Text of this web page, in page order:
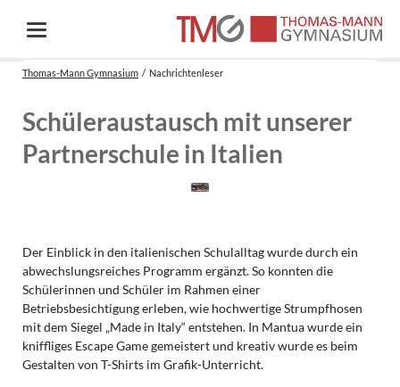
Thomas-Mann Gymnasium Nachrichtenleser
Schüleraustausch mit unserer
Partnerschule in Italien
Der Einblick in den italienischen Schulalltag wurde durch ein
abwechslungsreiches Programm ergänzt. So konnten die
Schülerinnen und Schüler im Rahmen einer
Betriebsbesichtigung erleben, wie hochwertige Strumpfhosen
mit dem Siegel „Made in Italy“ entstehen. In Mantua wurde ein
kniffliges Escape Game gemeistert und kreativ wurde es beim
Gestalten von T-Shirts im Grafik-Unterricht.